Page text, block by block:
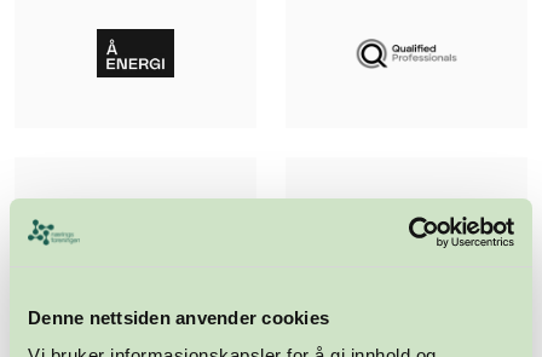
Denne nettsiden anvender cookies